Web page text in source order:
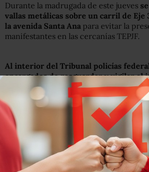
Durante la madrugada de este jueves
vallas metálicas sobre un carril de Eje
la avenida Santa Ana para evitar la
manifestantes en las cercanías TEPJF.
Al interior del Tribunal policías
encargados de resguardar y vigilar el
se prevé que este jueves sesione la
discutir el juicio de nulidad de la
solicitado por la coalición del
Podría ser este mismo jueves y una vez
sesión, en otra posterior se realizaría la
validez de la elección presidencial